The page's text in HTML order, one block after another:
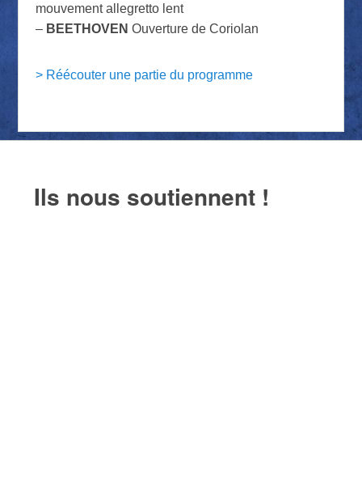
mouvement allegretto lent
– BEETHOVEN Ouverture de Coriolan
> Réécouter une partie du programme
Ils nous soutiennent !